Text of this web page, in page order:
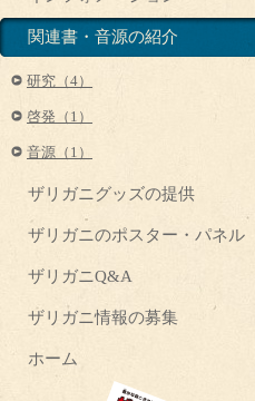
関連書・音源の紹介
研究（4）
啓発（1）
音源（1）
ザリガニグッズの提供
ザリガニのポスター・パネル
ザリガニQ&A
ザリガニ情報の募集
ホーム